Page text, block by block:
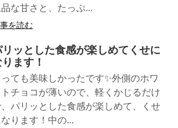
品な甘さと、たっぷ...
を読む
リッとした食感が楽しめてくせに
ます！
っても美味しかったです✨外側のホワ
トチョコが薄いので、軽くかじるだけ
、パリッとした食感が楽しめて、くせ
ります！中の...